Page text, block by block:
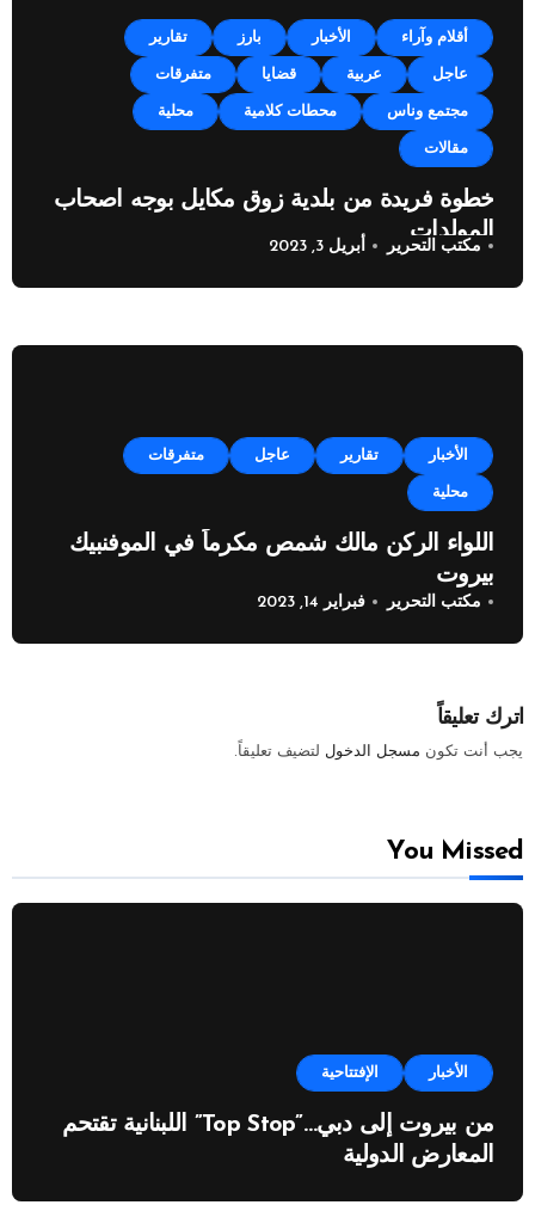
أقلام وآراء الأخبار بارز تقارير
عاجل عربية قضايا متفرقات
مجتمع وناس محطات كلامية محلية
مقالات
خطوة فريدة من بلدية زوق مكايل بوجه اصحاب
المولدات
مكتب التحرير أبريل 3, 2023
الأخبار تقارير عاجل متفرقات
محلية
اللواء الركن مالك شمص مكرماً في الموفنبيك
بيروت
مكتب التحرير فبراير 14, 2023
اترك تعليقاً
يجب أنت تكون مسجل الدخول لتضيف تعليقاً.
You Missed
الأخبار الإفتتاحية
من بيروت إلى دبي…”Top Stop” اللبنانية تقتحم
المعارض الدولية